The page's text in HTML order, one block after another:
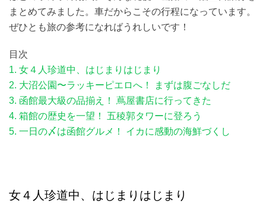
まとめてみました。車だからこその行程になっています。
ぜひとも旅の参考になればうれしいです！
目次
1. 女４人珍道中、はじまりはじまり
2. 大沼公園〜ラッキーピエロへ！ まずは腹ごなしだ
3. 函館最大級の品揃え！ 蔦屋書店に行ってきた
4. 箱館の歴史を一望！ 五稜郭タワーに登ろう
5. 一日の〆は函館グルメ！ イカに感動の海鮮づくし
女４人珍道中、はじまりはじまり